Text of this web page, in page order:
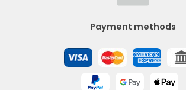
Payment methods